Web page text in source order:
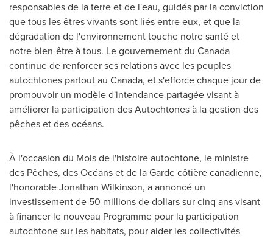
responsables de la terre et de l'eau, guidés par la conviction
que tous les êtres vivants sont liés entre eux, et que la
dégradation de l'environnement touche notre santé et
notre bien-être à tous. Le gouvernement du Canada
continue de renforcer ses relations avec les peuples
autochtones partout au Canada, et s'efforce chaque jour de
promouvoir un modèle d'intendance partagée visant à
améliorer la participation des Autochtones à la gestion des
pêches et des océans.
À l'occasion du Mois de l'histoire autochtone, le ministre
des Pêches, des Océans et de la Garde côtière canadienne,
l'honorableJonathan Wilkinson, a annoncé un
investissement de 50 millions de dollars sur cinq ans visant
à financer le nouveau Programme pour la participation
autochtone sur les habitats, pour aider les collectivités